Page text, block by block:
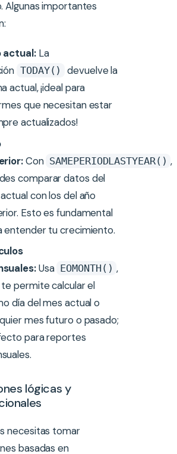
Algunas importantes
actual:La
TODAY()
devuelve la
actual, ¡ideal para
que necesitan estar
actualizados!
Con SAMEPERIODLASTYEAR() ,
comparar datos del
con los del año
Esto es fundamental
entender tu crecimiento.
Usa EOMONTH() ,
permite calcular el
día del mes actual o
mes futuro o pasado;
para reportes
lógicas y
necesitas tomar
basadas en